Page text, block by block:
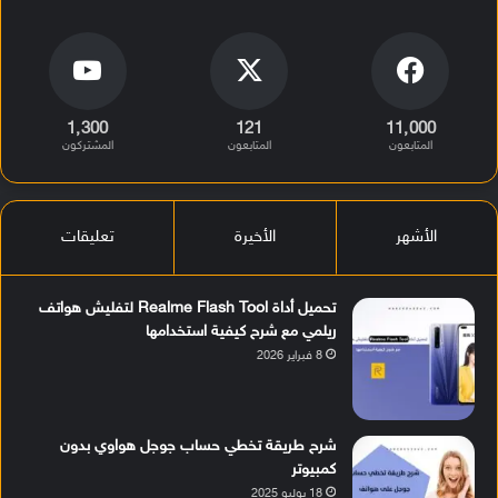
11٬000
المتابعون
121
المتابعون
1٬300
المشتركون
الأشهر الأخيرة تعليقات
تحميل أداة Realme Flash Tool لتفليش هواتف
ريلمي مع شرح كيفية استخدامها
8 فبراير 2026
شرح طريقة تخطي حساب جوجل هواوي بدون
كمبيوتر
18 يوليو 2025